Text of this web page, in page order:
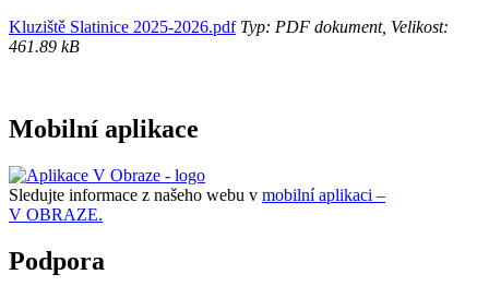
Kluziště Slatinice 2025-2026.pdfTyp: PDF dokument, Velikost:
461.89 kB
Mobilní aplikace
Sledujte informace z našeho webu v mobilní aplikaci –
V OBRAZE.
Podpora